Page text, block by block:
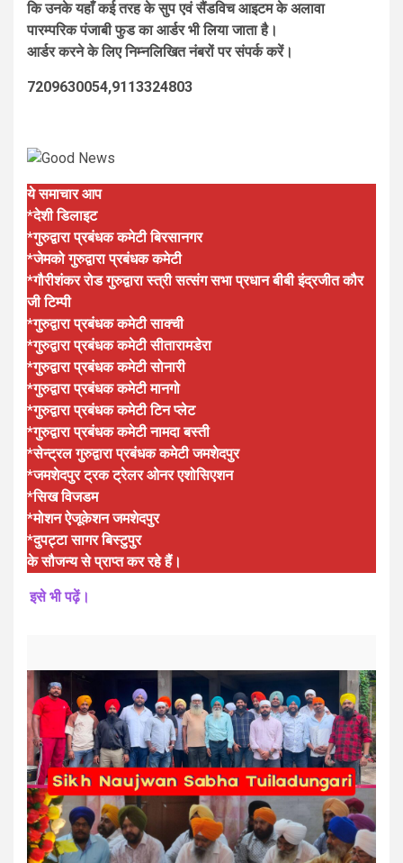
कि उनके यहाँ कई तरह के सुप एवं सैंडविच आइटम के अलावा
पारम्परिक पंजाबी फुड का आर्डर भी लिया जाता है।
आर्डर करने के लिए निम्नलिखित नंबरों पर संपर्क करें।
7209630054,9113324803
ये समाचार आप
*देशी डिलाइट
*गुरुद्वारा प्रबंधक कमेटी बिरसानगर
*जेमको गुरुद्वारा प्रबंधक कमेटी
*गौरीशंकर रोड गुरुद्वारा स्त्री सत्संग सभा प्रधान बीबी इंद्रजीत कौर
जी टिम्पी
*गुरुद्वारा प्रबंधक कमेटी साक्ची
*गुरुद्वारा प्रबंधक कमेटी सीतारामडेरा
*गुरुद्वारा प्रबंधक कमेटी सोनारी
*गुरुद्वारा प्रबंधक कमेटी मानगो
*गुरुद्वारा प्रबंधक कमेटी टिन प्लेट
*गुरुद्वारा प्रबंधक कमेटी नामदा बस्ती
*सेन्ट्रल गुरुद्वारा प्रबंधक कमेटी जमशेदपुर
*जमशेदपुर ट्रक ट्रेलर ओनर एशोसिएशन
*सिख विजडम
*मोशन ऐजूकेशन जमशेदपुर
*दुपट्टा सागर बिस्टुपुर
के सौजन्य से प्राप्त कर रहे हैं।
इसे भी पढ़ें।